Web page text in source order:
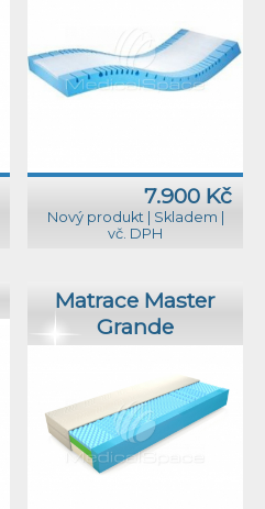
7.900 Kč
Nový produkt Skladem
vč. DPH
Matrace Master
Grande